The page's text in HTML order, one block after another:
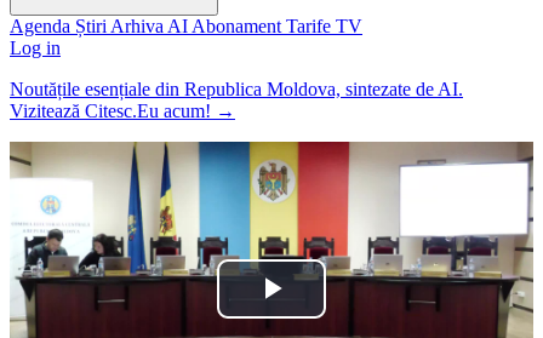
Agenda Știri Arhiva AI Abonament Tarife TV
Log in
Noutățile esențiale din Republica Moldova, sintezate de AI.
Vizitează Citesc.Eu acum! →
Play